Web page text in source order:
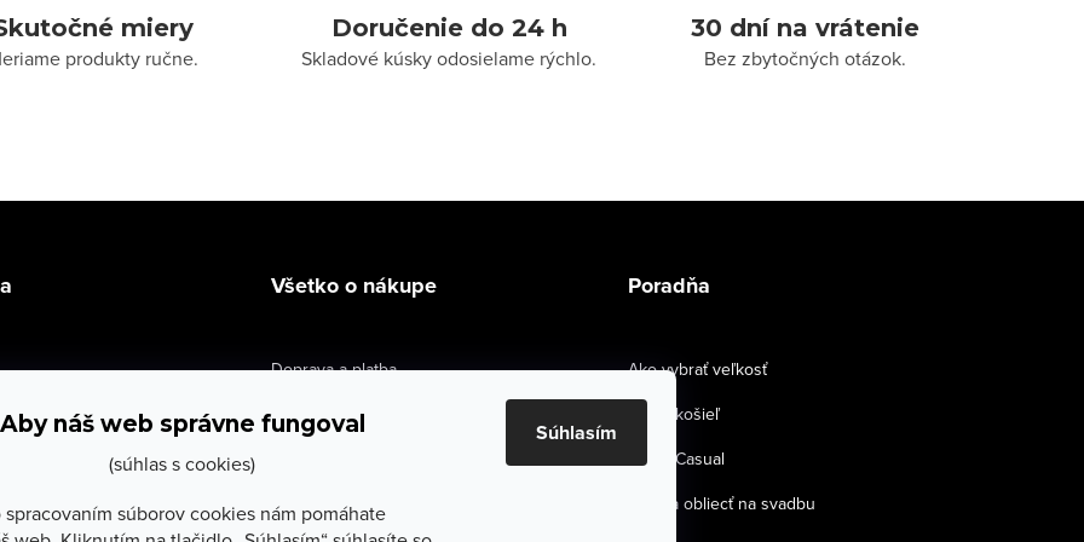
Aby náš web správne fungoval
(súhlas s cookies)
spracovaním súborov cookies nám pomáhate
Súhlasím
miery
produkty ručne.
Doručenie do 24 h
Skladové kúsky odosielame rýchlo.
30 dní na vrátenie
Bez zbytočných otázok.
Všetko o nákupe
Doprava a platba
Výmena a vrátenie
Reklamačné podmienky
Poradňa
Ako vybrať veľkosť
Strihy košieľ
Smart Casual
Ako sa obliecť na svadbu